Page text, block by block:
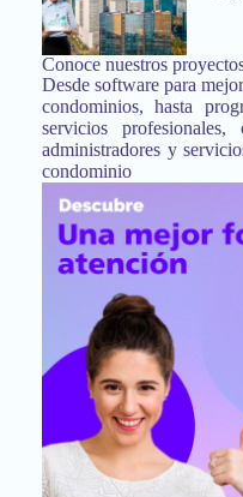
Conoce nuestros
Desde software para
condominios, hasta
servicios
administradores y
condominio